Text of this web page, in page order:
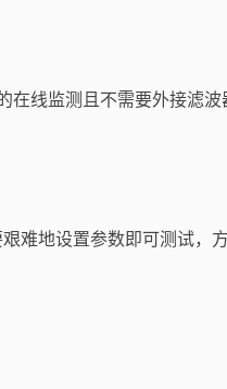
在线监测且不需要外接滤波
难地设置参数即可测试，